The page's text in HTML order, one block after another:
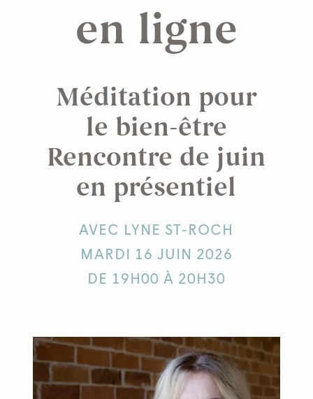
en ligne
Méditation pour
le bien-être
Rencontre de juin
en présentiel
AVEC LYNE ST-ROCH
MARDI 16 JUIN 2026
DE 19H00 À 20H30